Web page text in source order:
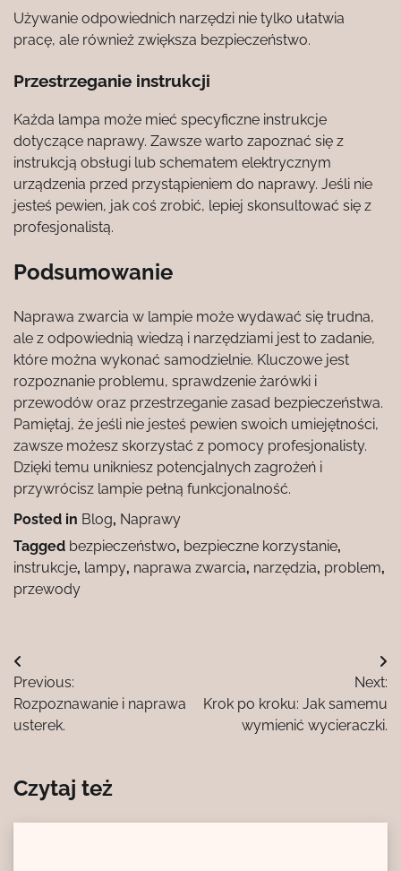
Używanie odpowiednich narzędzi nie tylko ułatwia
pracę, ale również zwiększa bezpieczeństwo.
Przestrzeganie instrukcji
Każda lampa może mieć specyficzne instrukcje
dotyczące naprawy. Zawsze warto zapoznać się z
instrukcją obsługi lub schematem elektrycznym
urządzenia przed przystąpieniem do naprawy. Jeśli nie
jesteś pewien, jak coś zrobić, lepiej skonsultować się z
profesjonalistą.
Podsumowanie
Naprawa zwarcia w lampie może wydawać się trudna,
ale z odpowiednią wiedzą i narzędziami jest to zadanie,
które można wykonać samodzielnie. Kluczowe jest
rozpoznanie problemu, sprawdzenie żarówki i
przewodów oraz przestrzeganie zasad bezpieczeństwa.
Pamiętaj, że jeśli nie jesteś pewien swoich umiejętności,
zawsze możesz skorzystać z pomocy profesjonalisty.
Dzięki temu unikniesz potencjalnych zagrożeń i
przywrócisz lampie pełną funkcjonalność.
Posted in Blog, Naprawy
Tagged bezpieczeństwo, bezpieczne korzystanie,
instrukcje, lampy, naprawa zwarcia, narzędzia, problem,
przewody
Nawigacja
wpisu
Previous:
Rozpoznawanie i naprawa
usterek.
Next:
Krok po kroku: Jak samemu
wymienić wycieraczki.
Czytaj też